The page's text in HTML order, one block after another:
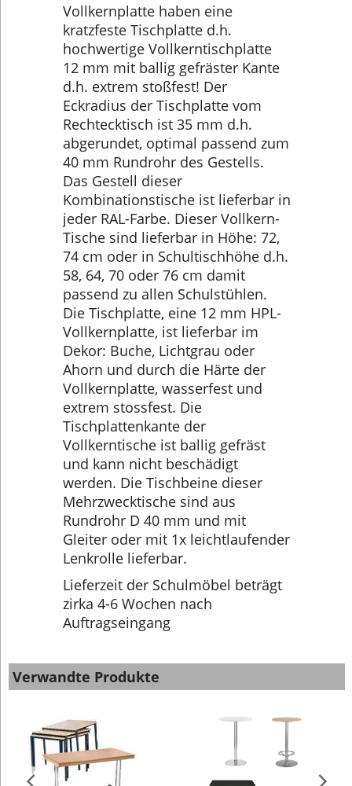
Vollkernplatte haben eine
kratzfeste Tischplatte d.h.
hochwertige Vollkerntischplatte
12 mm mit ballig gefräster Kante
d.h. extrem stoßfest! Der
Eckradius der Tischplatte vom
Rechtecktisch ist 35 mm d.h.
abgerundet, optimal passend zum
40 mm Rundrohr des Gestells.
Das Gestell dieser
Kombinationstische ist lieferbar in
jeder RAL-Farbe. Dieser Vollkern-
Tische sind lieferbar in Höhe: 72,
74 cm oder in Schultischhöhe d.h.
58, 64, 70 oder 76 cm damit
passend zu allen Schulstühlen.
Die Tischplatte, eine 12 mm HPL-
Vollkernplatte, ist lieferbar im
Dekor: Buche, Lichtgrau oder
Ahorn und durch die Härte der
Vollkernplatte, wasserfest und
extrem stossfest. Die
Tischplattenkante der
Vollkerntische ist ballig gefräst
und kann nicht beschädigt
werden. Die Tischbeine dieser
Mehrzwecktische sind aus
Rundrohr D 40 mm und mit
Gleiter oder mit 1x leichtlaufender
Lenkrolle lieferbar.
Lieferzeit der Schulmöbel beträgt
zirka 4-6 Wochen nach
Auftragseingang
Verwandte Produkte